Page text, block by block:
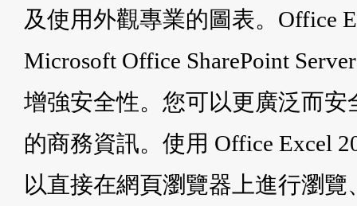
及使用外觀專業的圖表。Office
Microsoft Office SharePoint
增強安全性。您可以更廣泛而
的商務資訊。使用 Office Excel
以直接在網頁瀏覽器上進行瀏